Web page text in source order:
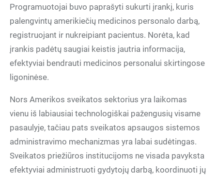
Programuotojai buvo paprašyti sukurti įrankį, kuris
palengvintų amerikiečių medicinos personalo darbą,
registruojant ir nukreipiant pacientus. Norėta, kad
įrankis padėtų saugiai keistis jautria informacija,
efektyviai bendrauti medicinos personalui skirtingose
ligoninėse.
Nors Amerikos sveikatos sektorius yra laikomas
vienu iš labiausiai technologiškai pažengusių visame
pasaulyje, tačiau pats sveikatos apsaugos sistemos
administravimo mechanizmas yra labai sudėtingas.
Sveikatos priežiūros institucijoms ne visada pavyksta
efektyviai administruoti gydytojų darbą, koordinuoti jų